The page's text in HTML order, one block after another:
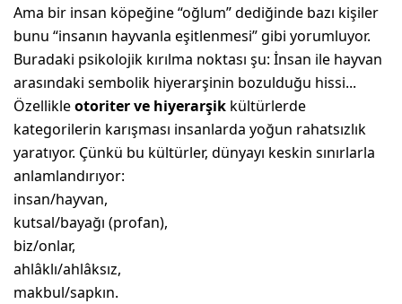
Ama bir insan köpeğine “oğlum” dediğinde bazı kişiler
bunu “insanın hayvanla eşitlenmesi” gibi yorumluyor.
Buradaki psikolojik kırılma noktası şu: İnsan ile hayvan
arasındaki sembolik hiyerarşinin bozulduğu hissi...
Özellikleotoriter ve hiyerarşik kültürlerde
kategorilerin karışması insanlarda yoğun rahatsızlık
yaratıyor. Çünkü bu kültürler, dünyayı keskin sınırlarla
anlamlandırıyor:
insan/hayvan,
kutsal/bayağı (profan),
biz/onlar,
ahlâklı/ahlâksız,
makbul/sapkın.